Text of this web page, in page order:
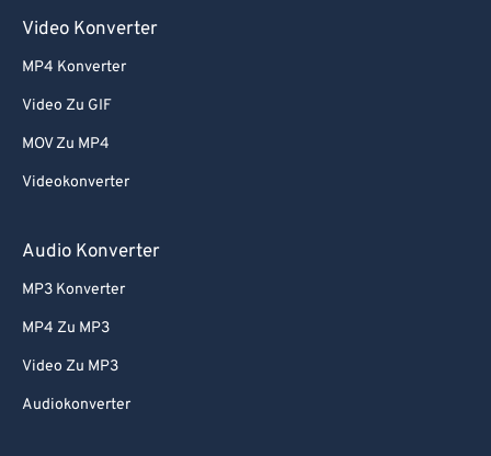
Video Konverter
MP4 Konverter
Video Zu GIF
MOV Zu MP4
Videokonverter
Audio Konverter
MP3 Konverter
MP4 Zu MP3
Video Zu MP3
Audiokonverter